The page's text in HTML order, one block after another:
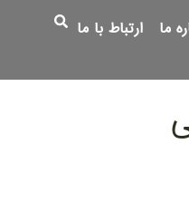
ما ارتباط با ما